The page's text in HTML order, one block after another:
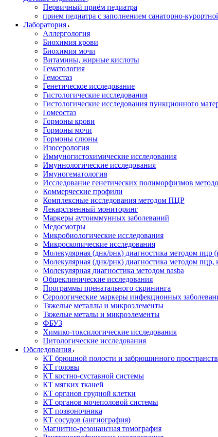
Первичный приём педиатра
прием педиатра с заполнением санаторно-
Лаборатория
Аллергология
Биохимия крови
Биохимия мочи
Витамины, жирные кислоты
Гематология
Гемостаз
Генетическое исследование
Гистологические исследования
Гистологические исследования пункционного
Гомеостаз
Гормоны крови
Гормоны мочи
Гормоны слюны
Изосерология
Иммуногистохимические исследования
Имуннологические исследования
Имуногематология
Исследование генетических полиморфизмов
Коммерческие профили
Комплексные исследования методом ПЦР
Лекарственный мониторинг
Маркеры аутоиммунных заболеваний
Медосмотры
Микробиологические исследования
Микроскопические исследования
Молекулярная (днк/рнк) диагностика методом пцр
Молекулярная (днк/рнк) диагностика методом пцр,
Молекулярная диагностика методом nasba
Общеклинические исследования
Программы пренатального скрининга
Серологические маркеры инфекционных
Тяжелые металлы и микроэлементы
Тяжелые металы и микроэлементы
ФБУЗ
Химико-токсилогические исследования
Цитологические исследования
Обследования
КТ брюшной полости и забрюшинного
КТ головы
КТ костно-суставной системы
КТ мягких тканей
КТ органов грудной клетки
КТ органов мочеполовой системы
КТ позвоночника
КТ сосудов (ангиография)
Магнитно-резонансная томография